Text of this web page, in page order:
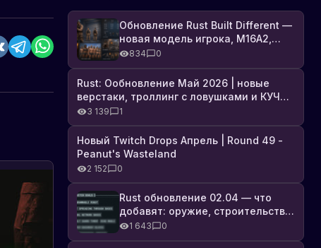
Обновление Rust Built Different —
новая модель игрока, M16A2,
броня, Industrial DLC и полный
список изменений
834 0
Rust: Ообновление Май 2026 | новые
верстаки, троллинг с ловушками и КУЧА
DLC3 139 1
Новый Twitch Drops Апрель | Round 49 -
Peanut's Wasteland
2 152 0
Rust обновление 02.04 — что
добавят: оружие, строительство,
технологии и Farming 2.5
1 643 0